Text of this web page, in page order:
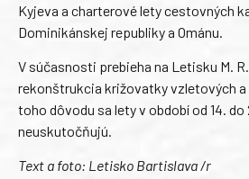
Kyjeva a charterové lety cestovných
Dominikánskej republiky a Ománu.
V súčasnosti prebieha na Letisku M.
rekonštrukcia križovatky vzletových a
toho dôvodu sa lety v období od 14. do
neuskutočňujú.
Text a foto: Letisko Bartislava /r